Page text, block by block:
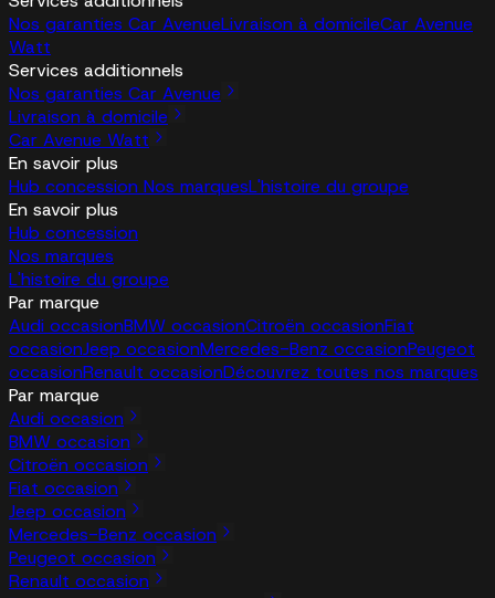
Nos garanties Car AvenueLivraison à domicileCar Avenue
Watt
Services additionnels
Nos garanties Car Avenue
Livraison à domicile
Car Avenue Watt
En savoir plus
Hub concession Nos marquesL'histoire du groupe
En savoir plus
Hub concession
Nos marques
L'histoire du groupe
Par marque
Audi occasionBMW occasionCitroën occasionFiat
occasionJeep occasionMercedes-Benz occasionPeugeot
occasionRenault occasionDécouvrez toutes nos marques
Par marque
Audi occasion
BMW occasion
Citroën occasion
Fiat occasion
Jeep occasion
Mercedes-Benz occasion
Peugeot occasion
Renault occasion